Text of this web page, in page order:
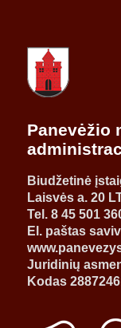
Panevėžio
Biudžetinė
Laisvės a. 20
Tel. 8 45 501
El. paštas
Juridinių
Kodas